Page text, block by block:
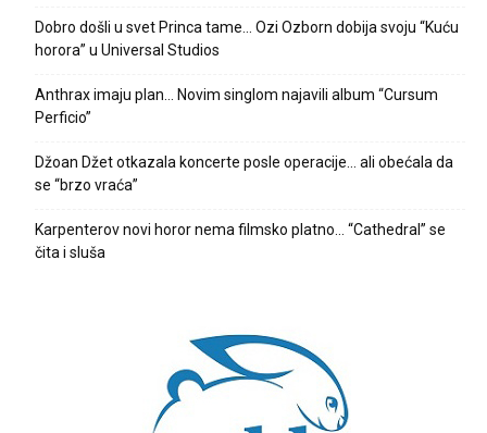
Dobro došli u svet Princa tame… Ozi Ozborn dobija svoju “Kuću
horora” u Universal Studios
Anthrax imaju plan… Novim singlom najavili album “Cursum
Perficio”
Džoan Džet otkazala koncerte posle operacije… ali obećala da
se “brzo vraća”
Karpenterov novi horor nema filmsko platno… “Cathedral” se
čita i sluša